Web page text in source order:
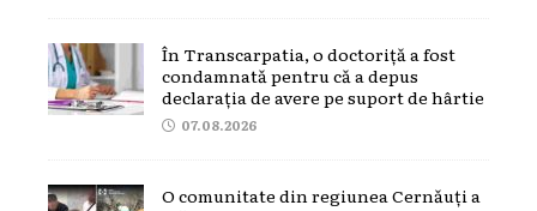
În Transcarpatia, o doctoriță a fost
condamnată pentru că a depus
declarația de avere pe suport de hârtie
07.08.2026
O comunitate din regiunea Cernăuți a